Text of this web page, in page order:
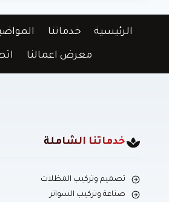
ت:
الرئيسية خدماتنا
معرض اعمالنا
خدماتنا الشاملة
تصميم وتركيب المظلات
صناعة وتركيب السواتر